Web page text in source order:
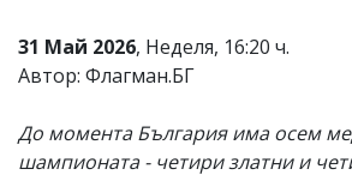
под
статиите
от
читателите
31 Май 2026, Неделя, 16:20 ч.
Автор: Флагман.БГ
До момента България има осем
шампионата - четири златни и